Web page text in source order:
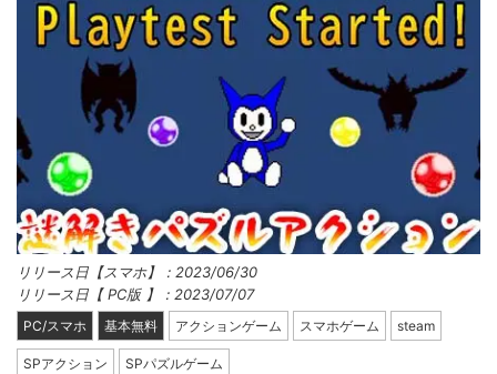
リリース日【スマホ】：2023/06/30
リリース日【 PC版 】：2023/07/07
PC/スマホ 基本無料 アクションゲーム スマホゲーム steam
SPアクション SPパズルゲーム